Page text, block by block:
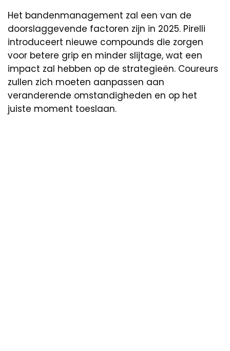
Het bandenmanagement zal een van de
doorslaggevende factoren zijn in 2025. Pirelli
introduceert nieuwe compounds die zorgen
voor betere grip en minder slijtage, wat een
impact zal hebben op de strategieën. Coureurs
zullen zich moeten aanpassen aan
veranderende omstandigheden en op het
juiste moment toeslaan.